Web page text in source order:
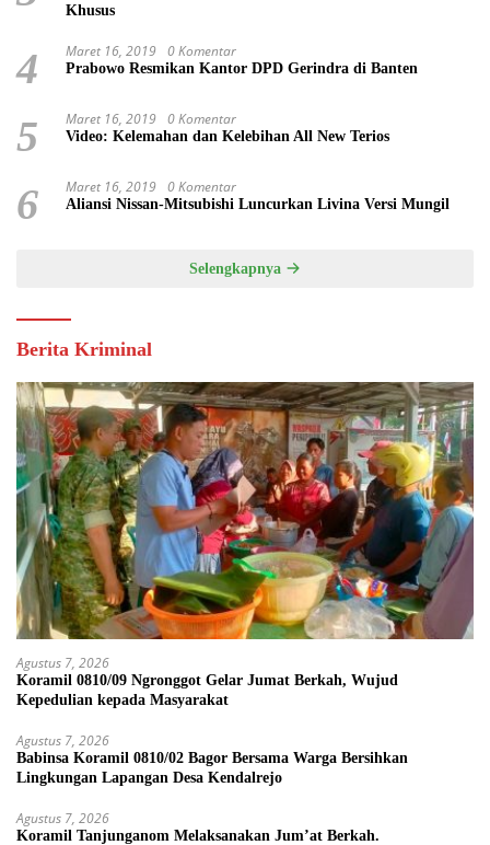
Khusus
4 Maret 16, 2019 0 Komentar
Prabowo Resmikan Kantor DPD Gerindra di Banten
5 Maret 16, 2019 0 Komentar
Video: Kelemahan dan Kelebihan All New Terios
6 Maret 16, 2019 0 Komentar
Aliansi Nissan-Mitsubishi Luncurkan Livina Versi Mungil
Selengkapnya
Berita Kriminal
Agustus 7, 2026
Koramil 0810/09 Ngronggot Gelar Jumat Berkah, Wujud
Kepedulian kepada Masyarakat
Agustus 7, 2026
Babinsa Koramil 0810/02 Bagor Bersama Warga Bersihkan
Lingkungan Lapangan Desa Kendalrejo
Agustus 7, 2026
Koramil Tanjunganom Melaksanakan Jum’at Berkah.